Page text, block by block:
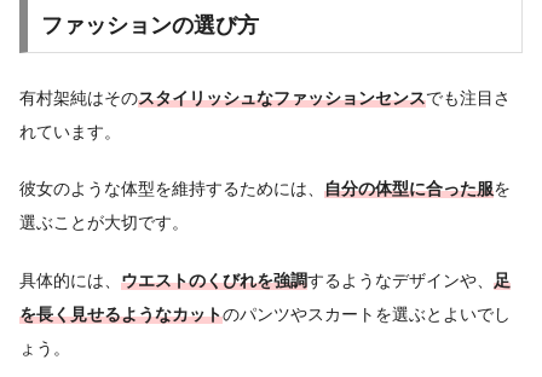
ファッションの選び方
有村架純はそのスタイリッシュなファッションセンスでも注目さ
れています。
彼女のような体型を維持するためには、 自分の体型に合った服を
選ぶことが大切です。
具体的には、 ウエストのくびれを強調するようなデザインや、 足
を長く見せるようなカットのパンツやスカートを選ぶとよいでし
ょう。